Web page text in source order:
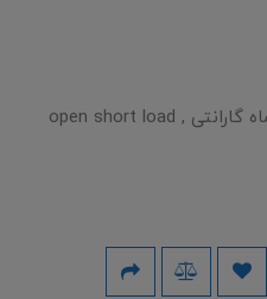
شامل ۱۰ قطعه مطابق عکس ، ۶ ماه گارانتی , open short load